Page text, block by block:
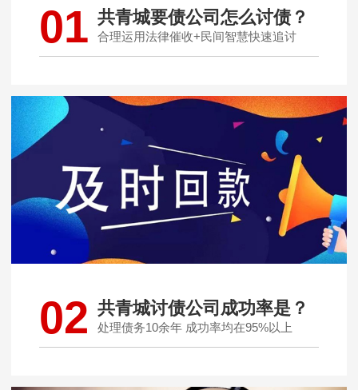
01 共青城要债公司怎么讨债？
合理运用法律催收+民间智慧快速追讨
02 共青城讨债公司成功率是？
处理债务10余年 成功率均在95%以上